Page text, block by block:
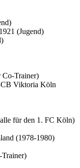
(Jugend)
Co-Trainer)
Viktoria Köln
für den 1. FC Köln)
(1978-1980)
Trainer)